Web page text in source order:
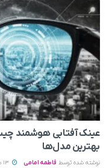
عینک آفتابی هوشمند
بهترین مدل‌ها
نوشته شده توسط فاطمه امامی